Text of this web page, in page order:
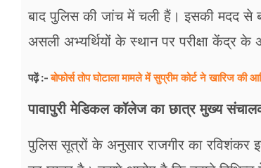
बाद पुलिस की जांच में चली हैं। इसकी मदद से
असली अभ्यर्थियों के स्थान पर परीक्षा केंद्र के
पढ़ें :-बोफोर्स तोप घोटाला मामले में सुप्रीम कोर्ट ने खारिज
पावापुरी मेडिकल कॉलेज का छात्र मुख्य
पुलिस सूत्रों के अनुसार राजगीर का रविशंकर